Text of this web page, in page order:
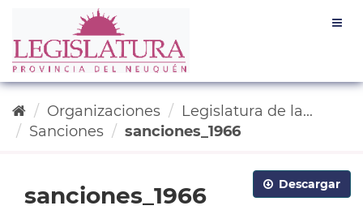
contenido
Organizaciones
Legislatura de la...
Sanciones
sanciones_1966
Descargar
sanciones_1966